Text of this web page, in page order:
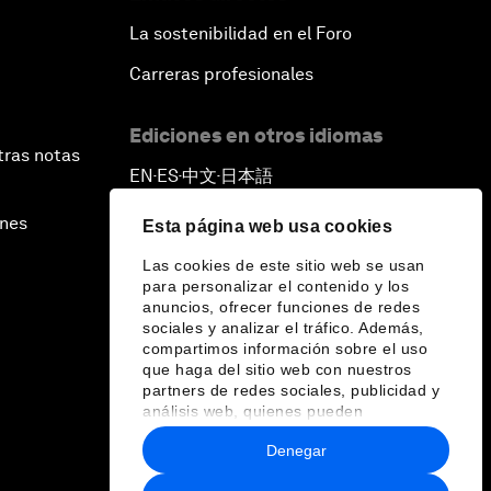
Esta página web usa cookies
Las cookies de este sitio web se usan
para personalizar el contenido y los
anuncios, ofrecer funciones de redes
sociales y analizar el tráfico. Además,
compartimos información sobre el uso
que haga del sitio web con nuestros
partners de redes sociales, publicidad y
análisis web, quienes pueden
combinarla con otra información que les
haya proporcionado o que hayan
recopilado a partir del uso que haya
Denegar
notas
La sostenibilidad en el Foro
Carreras profesionales
Ediciones en otros idiomas
EN ▪ ES▪中文▪ 日本語